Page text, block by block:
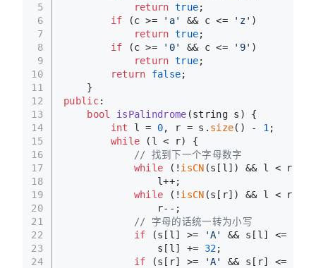
5
6
7
8
9
10
11
12
13
14
15
16
17
18
19
20
21
22
23
24
return true;
if (c >= 'a' && c <= 'z' )
return true;
if (c >= '0' && c <= '9' )
return true;
return
false;
    }
public:
bool
isPalindrome (string s)
{
int l = 0, r = s. size() - 1 ;
while (l < r) {
// 找到下一个字母数字
while (! isCN (s[l]) && l < r)
                l++;
while (! isCN (s[r]) && l < r)
                r--;
// 字母的话统一转为小写
if (s[l] >= 'A' && s[l] <=
                s[l] +=
32;
if (s[r] >= 'A' && s[r] <=